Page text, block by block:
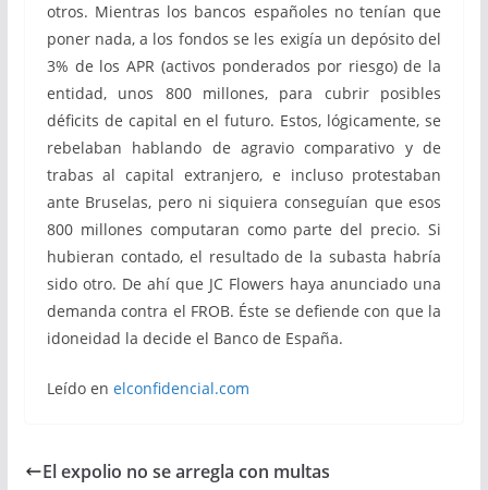
otros. Mientras los bancos españoles no tenían que
poner nada, a los fondos se les exigía un depósito del
3% de los APR (activos ponderados por riesgo) de la
entidad, unos 800 millones, para cubrir posibles
déficits de capital en el futuro. Estos, lógicamente, se
rebelaban hablando de agravio comparativo y de
trabas al capital extranjero, e incluso protestaban
ante Bruselas, pero ni siquiera conseguían que esos
800 millones computaran como parte del precio. Si
hubieran contado, el resultado de la subasta habría
sido otro. De ahí que JC Flowers haya anunciado una
demanda contra el FROB. Éste se defiende con que la
idoneidad la decide el Banco de España.
Leído en elconfidencial.com
El expolio no se arregla con multas